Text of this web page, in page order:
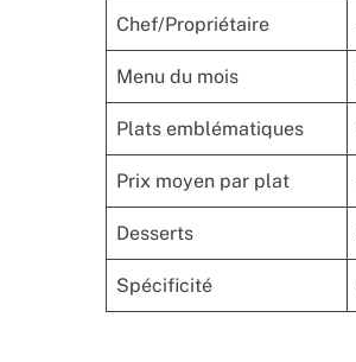
Chef/Propriétaire
Menu du mois
Plats emblématiques
Prix moyen par plat
Desserts
Spécificité